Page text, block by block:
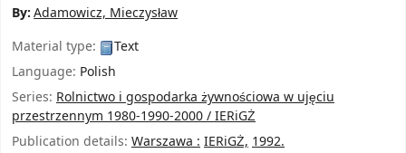
By:Adamowicz, Mieczysław
Material type:
Text
Language: Polish
Series: Rolnictwo i gospodarka żywnościowa w ujęciu
przestrzennym 1980-1990-2000 / IERiGŻ
Publication details: Warszawa :IERiGŻ,1992.